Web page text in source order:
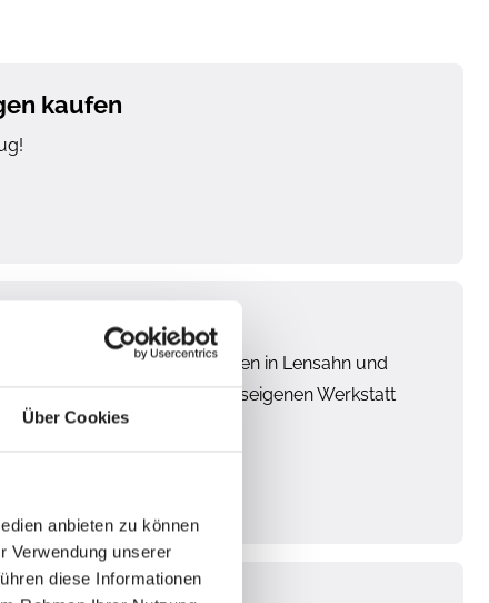
Über Cookies
anbieten zu können
Verwendung unserer
diese Informationen
kaufen
Du an den beiden Standorten in Lensahn und
werden in der hauseigenen Werkstatt